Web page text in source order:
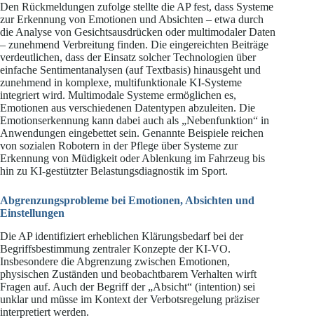
Den Rückmeldungen zufolge stellte die AP fest, dass Systeme
zur Erkennung von Emotionen und Absichten – etwa durch
die Analyse von Gesichtsausdrücken oder multimodaler Daten
– zunehmend Verbreitung finden. Die eingereichten Beiträge
verdeutlichen, dass der Einsatz solcher Technologien über
einfache Sentimentanalysen (auf Textbasis) hinausgeht und
zunehmend in komplexe, multifunktionale KI-Systeme
integriert wird. Multimodale Systeme ermöglichen es,
Emotionen aus verschiedenen Datentypen abzuleiten. Die
Emotionserkennung kann dabei auch als „Nebenfunktion“ in
Anwendungen eingebettet sein. Genannte Beispiele reichen
von sozialen Robotern in der Pflege über Systeme zur
Erkennung von Müdigkeit oder Ablenkung im Fahrzeug bis
hin zu KI-gestützter Belastungsdiagnostik im Sport.
Abgrenzungsprobleme bei Emotionen, Absichten und
Einstellungen
Die AP identifiziert erheblichen Klärungsbedarf bei der
Begriffsbestimmung zentraler Konzepte der KI-VO.
Insbesondere die Abgrenzung zwischen Emotionen,
physischen Zuständen und beobachtbarem Verhalten wirft
Fragen auf. Auch der Begriff der „Absicht“ (intention) sei
unklar und müsse im Kontext der Verbotsregelung präziser
interpretiert werden.